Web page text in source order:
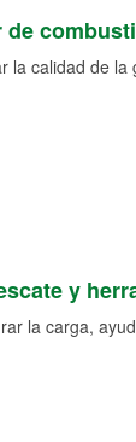
de
la calidad de
y
la carga,